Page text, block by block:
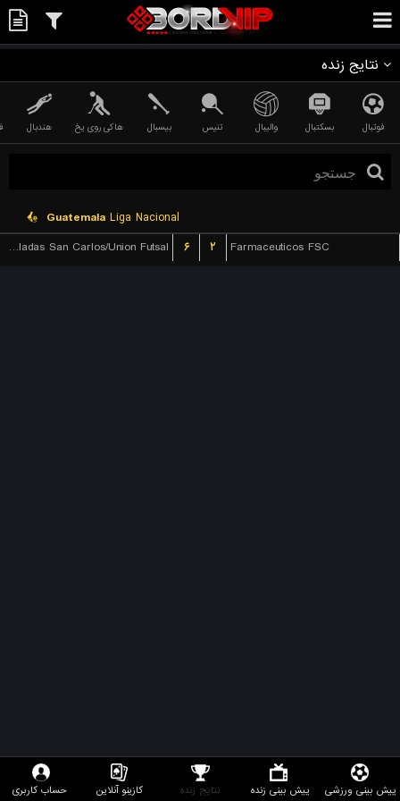
نتایج زنده
فوتبال بسکتبال والیبال تنیس بیسبال هاکی روی یخ هندبال
Guatemala Liga Nacional
Dobladas San Carlos/Union Futsal
۶ ۲ Farmaceuticos FSC
پیش بینی ورزشی پیش بینی زنده نتایج زنده کازینو آنلاین حساب کاربری